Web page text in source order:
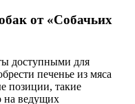
от «Собачьих
доступными для
печенье из мяса
позиции, такие
на ведущих